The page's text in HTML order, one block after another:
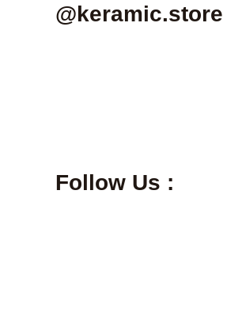
@keramic.store
Follow Us :